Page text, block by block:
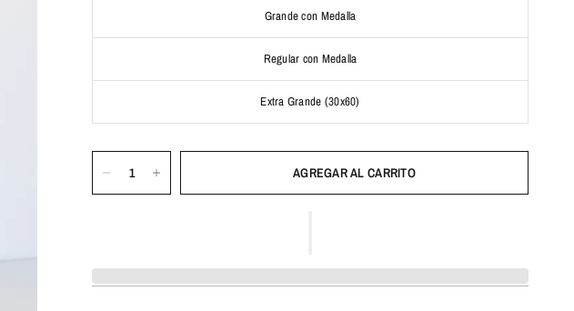
Grande con Medalla
Regular con Medalla
Extra Grande (30x60)
AGREGAR AL CARRITO